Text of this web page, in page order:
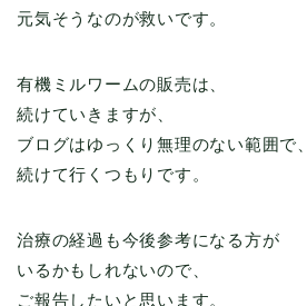
元気そうなのが救いです。
有機ミルワームの販売は、
続けていきますが、
ブログはゆっくり無理のない範囲で、
続けて行くつもりです。
治療の経過も今後参考になる方が
いるかもしれないので、
ご報告したいと思います。